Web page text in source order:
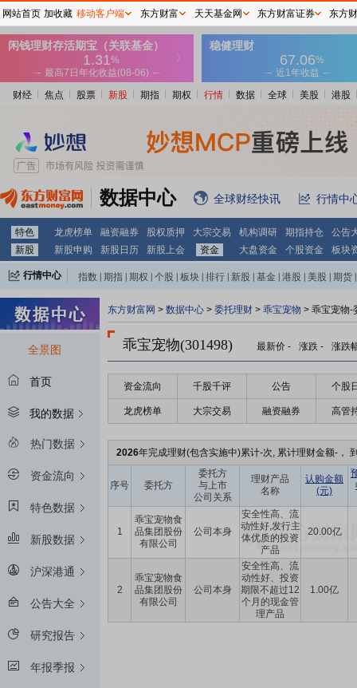
财经 焦点 股票 新股 期指 期权 行情 数据 全球 美股 港股
数据中心 全球财经快讯 行情中
特色 龙虎榜单 融资融券 股权质押 大宗交易 机构调研 期指持仓
公告
新股
新股申购 新股日历 新股上会 资金 大盘资金 个股资金 板块
行情中心 指数 期指 期权 个股 板块 排行 新股 基金 港股 美股 期货
全景图
首页
我的数据
热门数据
资金流向
特色数据
新股数据
沪深港通
公告大全
研究报告
年报季报
东方财富网 > 数据中心 > 委托理财 > 乖宝宠物 > 乖宝宠物-
乖宝宠物(301498) 最新价 - 涨跌 - 涨跌
资金流向 千股千评 公告 个股
龙虎榜单 大宗交易 融资融券 高管
2026年完成理财(包含实施中)累计-次, 累计理财金额-，
序号 委托方
委托方
与上市
公司关系
理财产品
名称
认购金额
(元)
1
乖宝宠物食
品集团股份
有限公司
公司本身
安全性高、流
动性好,发行主
体优质的投资
产品
20.00亿
2
乖宝宠物食
品集团股份
有限公司
公司本身
安全性高、流
动性好、投资
期限不超过12
个月的现金管
理产品
1.00亿
网站首页 加收藏 移动客户端 东方财富 天天基金网 东方财富证券 东方